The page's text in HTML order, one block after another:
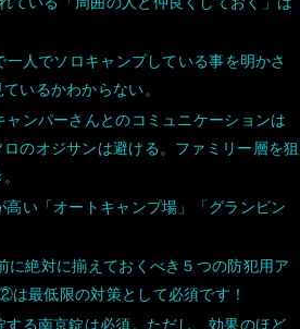
人でソロキャンプしている事を明かさ
いるかわからない。
ンパーさんとのコミュニケーションは
のオジサンは避ける。ファミリー層を狙
い「オートキャンプ場」「グランピン
に絶対に揃えておくべき５つの防犯用ア
最低限の対策として必須です！
る南京錠は必須。ただし、効果のほど